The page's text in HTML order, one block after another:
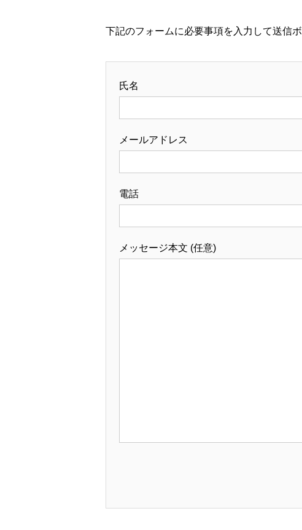
下記のフォームに必要事項を入力して送信
氏名
メールアドレス
電話
メッセージ本文 (任意)